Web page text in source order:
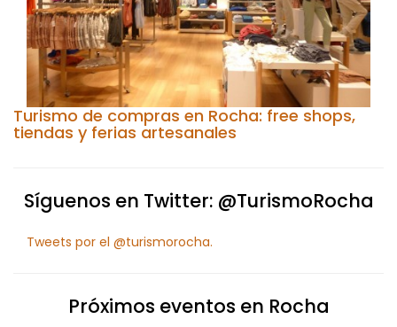
Turismo de compras en Rocha: free shops,
tiendas y ferias artesanales
Síguenos en Twitter: @TurismoRocha
Tweets por el @turismorocha.
Próximos eventos en Rocha